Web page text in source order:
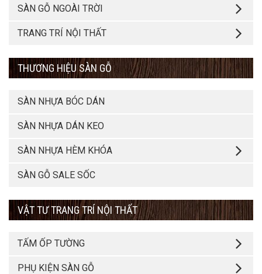
SÀN GỖ NGOÀI TRỜI
TRANG TRÍ NỘI THẤT
THƯƠNG HIỆU SÀN GỖ
SÀN NHỰA BÓC DÁN
SÀN NHỰA DÁN KEO
SÀN NHỰA HÈM KHÓA
SÀN GỖ SALE SỐC
VẬT TƯ TRANG TRÍ NỘI THẤT
TẤM ỐP TƯỜNG
PHỤ KIỆN SÀN GỖ